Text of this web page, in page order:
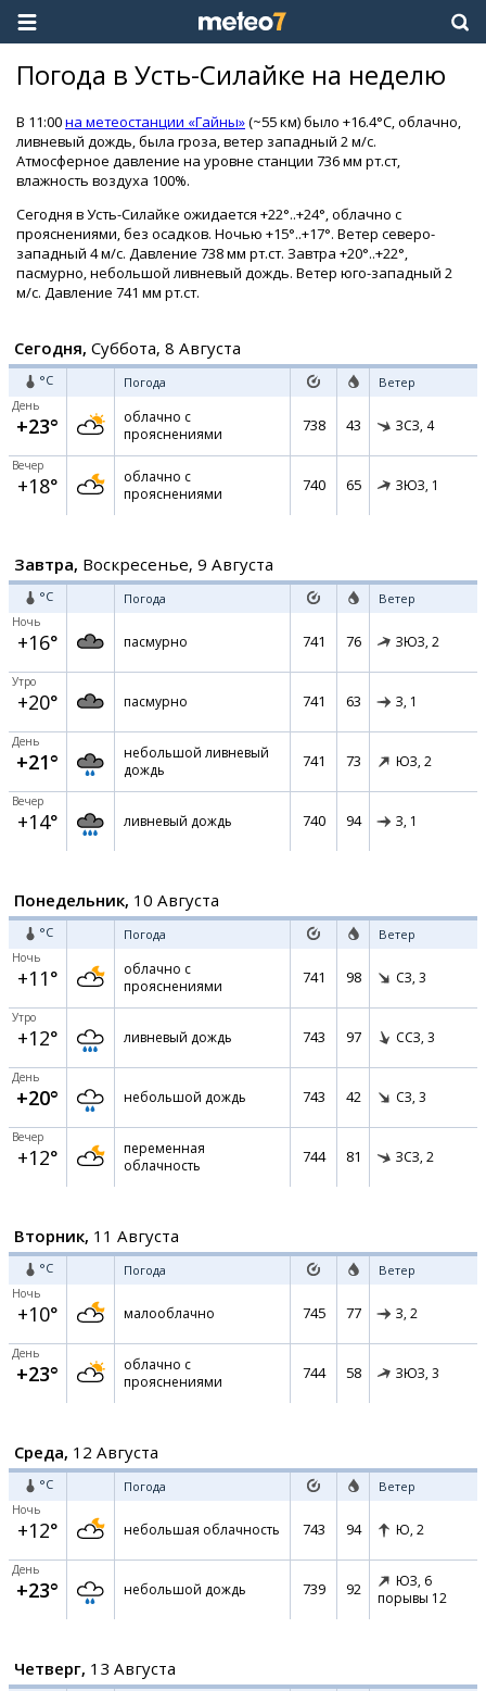
Погода в Усть-Силайке на неделю
В 11:00на метеостанции «Гайны»(~55 км) было +16.4°C, облачно,
ливневый дождь, была гроза, ветер западный 2 м/с.
Атмосферное давление на уровне станции 736 мм рт.ст,
влажность воздуха 100%.
Сегодня в Усть-Силайке ожидается +22°..+24°, облачно с
прояснениями, без осадков. Ночью +15°..+17°. Ветер северо-
западный 4 м/с. Давление 738 мм рт.ст. Завтра +20°..+22°,
пасмурно, небольшой ливневый дождь. Ветер юго-западный 2
м/с. Давление 741 мм рт.ст.
Сегодня, Суббота, 8 Августа
°C Погода Ветер
День
+23°
облачно с
прояснениями
738 43 ЗСЗ, 4
Вечер
+18°
облачно с
прояснениями
740 65 ЗЮЗ, 1
Завтра, Воскресенье, 9 Августа
°C Погода Ветер
Ночь
+16° пасмурно 741 76 ЗЮЗ, 2
Утро
+20° пасмурно 741 63 З, 1
День
+21°
небольшой ливневый
дождь
741 73 ЮЗ, 2
Вечер
+14° ливневый дождь 740 94 З, 1
Понедельник, 10 Августа
°C Погода Ветер
Ночь
+11°
облачно с
прояснениями
741 98 СЗ, 3
Утро
+12° ливневый дождь 743 97 ССЗ, 3
День
+20° небольшой дождь 743 42 СЗ, 3
Вечер
+12°
переменная
облачность
744 81 ЗСЗ, 2
Вторник, 11 Августа
°C Погода Ветер
Ночь
+10° малооблачно 745 77 З, 2
День
+23°
облачно с
прояснениями
744 58 ЗЮЗ, 3
Среда, 12 Августа
°C Погода Ветер
Ночь
+12° небольшая облачность 743 94 Ю, 2
День
+23° небольшой дождь 739 92 ЮЗ, 6
порывы 12
Четверг, 13 Августа